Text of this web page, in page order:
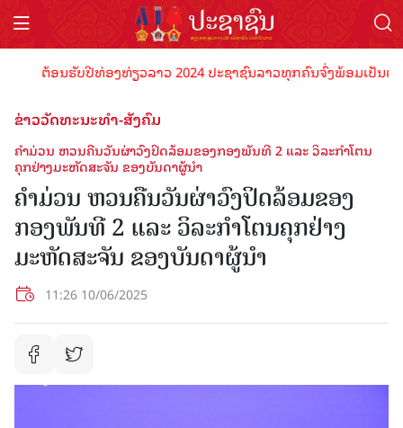
ຕ້ອນຮັບປີທ່ອງທ່ຽວລາວ 2024 ປະຊາຊົນລາວທຸກຄົນຈົ່ງພ້ອມເປັນເຈົ້
ຂ່າວວັດທະນະທຳ-ສັງຄົມ
ຄໍາມ່ວນ ຫວນຄືນວັນຜ່າວົງປິດລ້ອມຂອງກອງພັນທີ 2 ແລະ ວິລະກໍາໂຕນ
ຄຸກຢ່າງມະຫັດສະຈັນ ຂອງບັນດາຜູ້ນໍາ
ຄໍາມ່ວນ ຫວນຄືນວັນຜ່າວົງປິດລ້ອມຂອງ
ກອງພັນທີ 2 ແລະ ວິລະກໍາໂຕນຄຸກຢ່າງ
ມະຫັດສະຈັນ ຂອງບັນດາຜູ້ນໍາ
11:26 10/06/2025